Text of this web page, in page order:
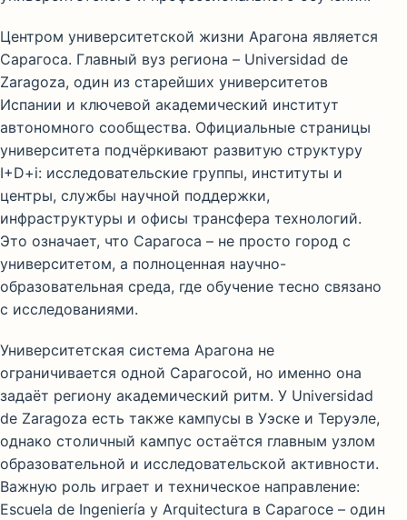
Центром университетской жизни Арагона является
Сарагоса. Главный вуз региона – Universidad de
Zaragoza, один из старейших университетов
Испании и ключевой академический институт
автономного сообщества. Официальные страницы
университета подчёркивают развитую структуру
I+D+i: исследовательские группы, институты и
центры, службы научной поддержки,
инфраструктуры и офисы трансфера технологий.
Это означает, что Сарагоса – не просто город с
университетом, а полноценная научно-
образовательная среда, где обучение тесно связано
с исследованиями.
Университетская система Арагона не
ограничивается одной Сарагосой, но именно она
задаёт региону академический ритм. У Universidad
de Zaragoza есть также кампусы в Уэске и Теруэле,
однако столичный кампус остаётся главным узлом
образовательной и исследовательской активности.
Важную роль играет и техническое направление:
Escuela de Ingeniería y Arquitectura в Сарагосе – один